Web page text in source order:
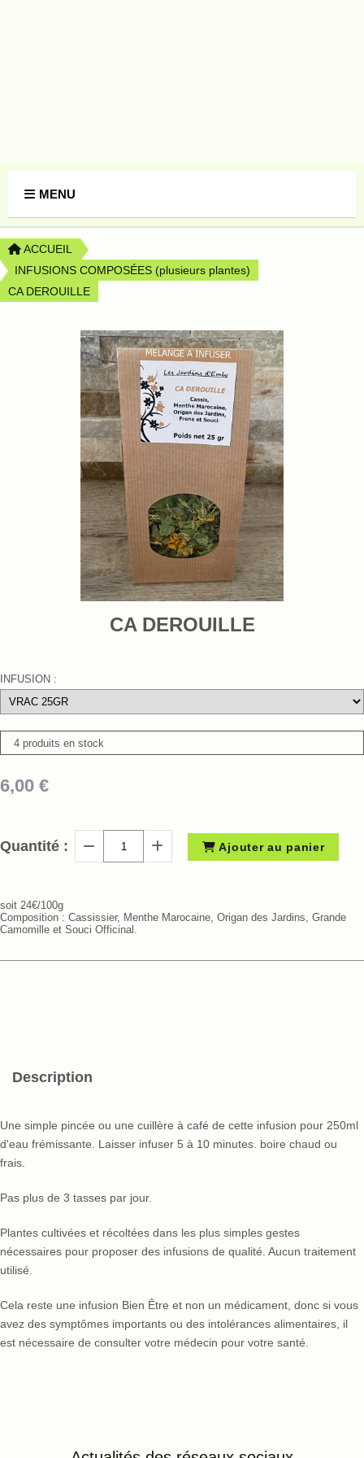
MENU
ACCUEIL
INFUSIONS COMPOSÉES (plusieurs plantes)
CA DEROUILLE
CA DEROUILLE
INFUSION :
4 produits en stock
6,00 €
Quantité : Ajouter au panier
soit 24€/100g
Composition : Cassissier, Menthe Marocaine, Origan des Jardins, Grande
Camomille et Souci Officinal.
Description
Une simple pincée ou une cuillère à café de cette infusion pour 250ml
d'eau frémissante. Laisser infuser 5 à 10 minutes. boire chaud ou
frais.
Pas plus de 3 tasses par jour.
Plantes cultivées et récoltées dans les plus simples gestes
nécessaires pour proposer des infusions de qualité. Aucun traitement
utilisé.
Cela reste une infusion Bien Être et non un médicament, donc si vous
avez des symptômes importants ou des intolérances alimentaires, il
est nécessaire de consulter votre médecin pour votre santé.